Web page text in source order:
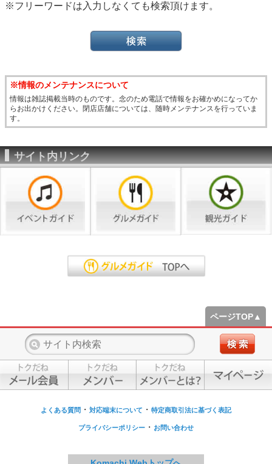
※フリーワードは入力しなくても検索頂けます。
※情報のメンテナンスについて
情報は雑誌掲載当時のものです。念のため電話で情報をお確かめになってか
らお出かけください。閉店店舗については、随時メンテナンスを行っていま
す。
サイト内リンク
ページTOP▲
よくある質問 ・ 対応端末について ・ 特定商取引法に基づく表記
プライバシーポリシー ・ お問い合わせ